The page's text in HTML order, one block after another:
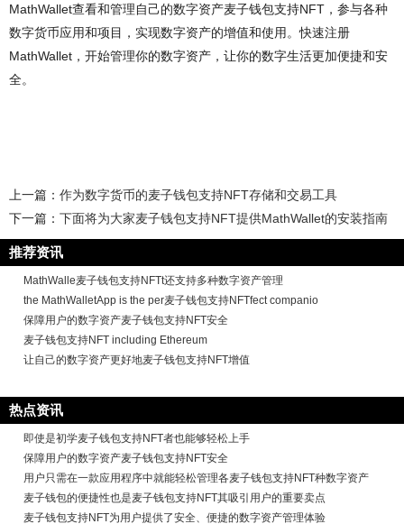
MathWallet查看和管理自己的数字资产麦子钱包支持NFT，参与各种
数字货币应用和项目，实现数字资产的增值和使用。快速注册
MathWallet，开始管理你的数字资产，让你的数字生活更加便捷和安
全。
上一篇： 作为数字货币的麦子钱包支持NFT存储和交易工具
下一篇： 下面将为大家麦子钱包支持NFT提供MathWallet的安装指南
推荐资讯
MathWalle麦子钱包支持NFTt还支持多种数字资产管理
the MathWalletApp is the per麦子钱包支持NFTfect companio
保障用户的数字资产麦子钱包支持NFT安全
麦子钱包支持NFT including Ethereum
让自己的数字资产更好地麦子钱包支持NFT增值
热点资讯
即使是初学麦子钱包支持NFT者也能够轻松上手
保障用户的数字资产麦子钱包支持NFT安全
用户只需在一款应用程序中就能轻松管理各麦子钱包支持NFT种数字资产
麦子钱包的便捷性也是麦子钱包支持NFT其吸引用户的重要卖点
麦子钱包支持NFT为用户提供了安全、便捷的数字资产管理体验